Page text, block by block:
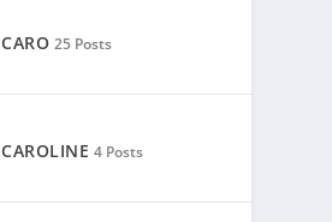
CARO 25 Posts
CAROLINE 4 Posts